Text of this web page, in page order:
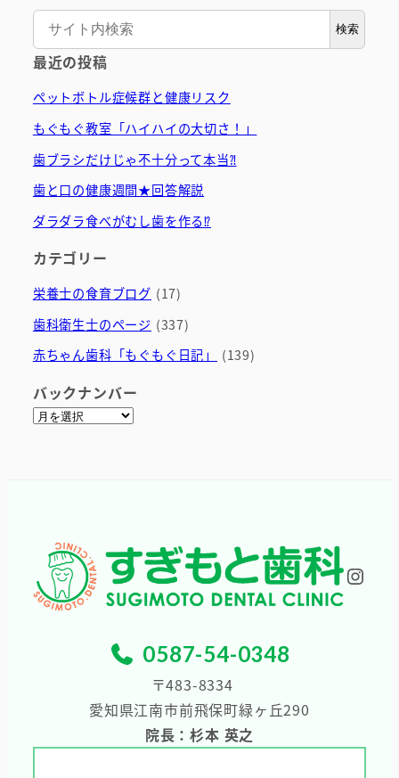
検索
最近の投稿
ペットボトル症候群と健康リスク
もぐもぐ教室「ハイハイの大切さ！」
歯ブラシだけじゃ不十分って本当⁈
歯と口の健康週間★回答解説
ダラダラ食べがむし歯を作る⁉
カテゴリー
栄養士の食育ブログ (17)
歯科衛生士のページ (337)
赤ちゃん歯科「もぐもぐ日記」
(139)
バックナンバー
ア
0587-54-0348
〒483-8334
愛知県江南市前飛保町緑ヶ丘290
院長：杉本 英之